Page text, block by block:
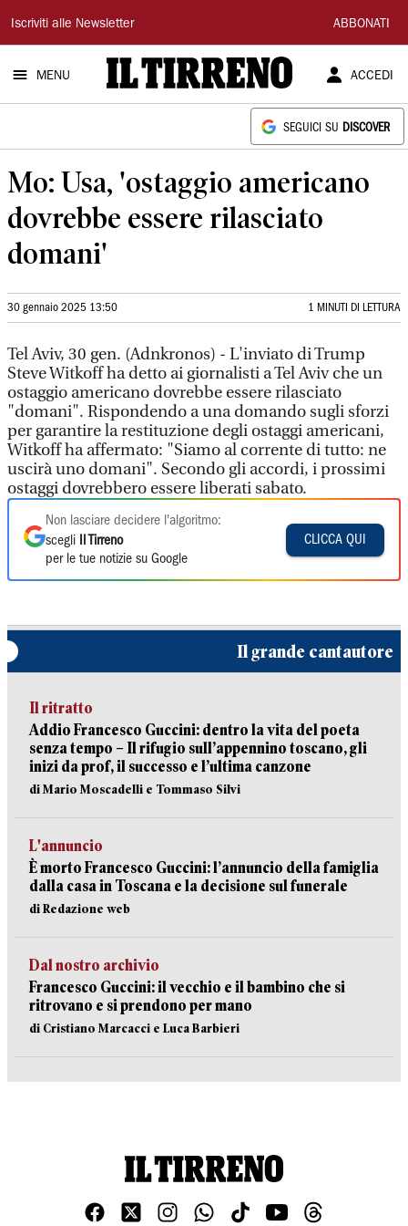
Il
Tirreno
Iscriviti alle Newsletter ABBONATI
MENU ACCEDI
SEGUICI SU DISCOVER
Mo: Usa, 'ostaggio americano
dovrebbe essere rilasciato
domani'
30 gennaio 2025 13:50 1 MINUTI DI LETTURA
Tel Aviv, 30 gen. (Adnkronos) - L'inviato di Trump
Steve Witkoff ha detto ai giornalisti a Tel Aviv che un
ostaggio americano dovrebbe essere rilasciato
"domani". Rispondendo a una domando sugli sforzi
per garantire la restituzione degli ostaggi americani,
Witkoff ha affermato: "Siamo al corrente di tutto: ne
uscirà uno domani". Secondo gli accordi, i prossimi
ostaggi dovrebbero essere liberati sabato.
Non lasciare decidere l'algoritmo:
scegli
Il Tirreno
per le tue notizie su Google
CLICCA QUI
Il grande cantautore
Il ritratto
Addio Francesco Guccini: dentro la vita del poeta
senza tempo – Il rifugio sull’appennino toscano, gli
inizi da prof, il successo e l’ultima canzone
di Mario Moscadelli e Tommaso Silvi
L'annuncio
È morto Francesco Guccini: l’annuncio della famiglia
dalla casa in Toscana e la decisione sul funerale
di Redazione web
Dal nostro archivio
Francesco Guccini: il vecchio e il bambino che si
ritrovano e si prendono per mano
di Cristiano Marcacci e Luca Barbieri